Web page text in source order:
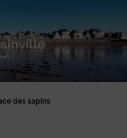
des sapins